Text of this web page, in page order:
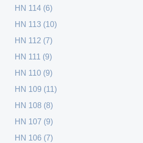
HN 114 (6)
HN 113 (10)
HN 112 (7)
HN 111 (9)
HN 110 (9)
HN 109 (11)
HN 108 (8)
HN 107 (9)
HN 106 (7)